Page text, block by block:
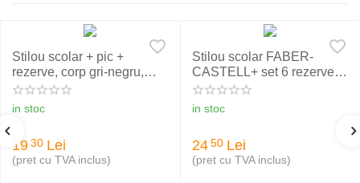
Stilou scolar + pic +
rezerve, corp gri-negru,
NXT Eberhard Faber
in stoc
19 30 Lei
(pret cu TVA inclus)
Stilou scolar FABER-
CASTELL+ set 6 rezerve,
rosu
in stoc
24 50 Lei
(pret cu TVA inclus)